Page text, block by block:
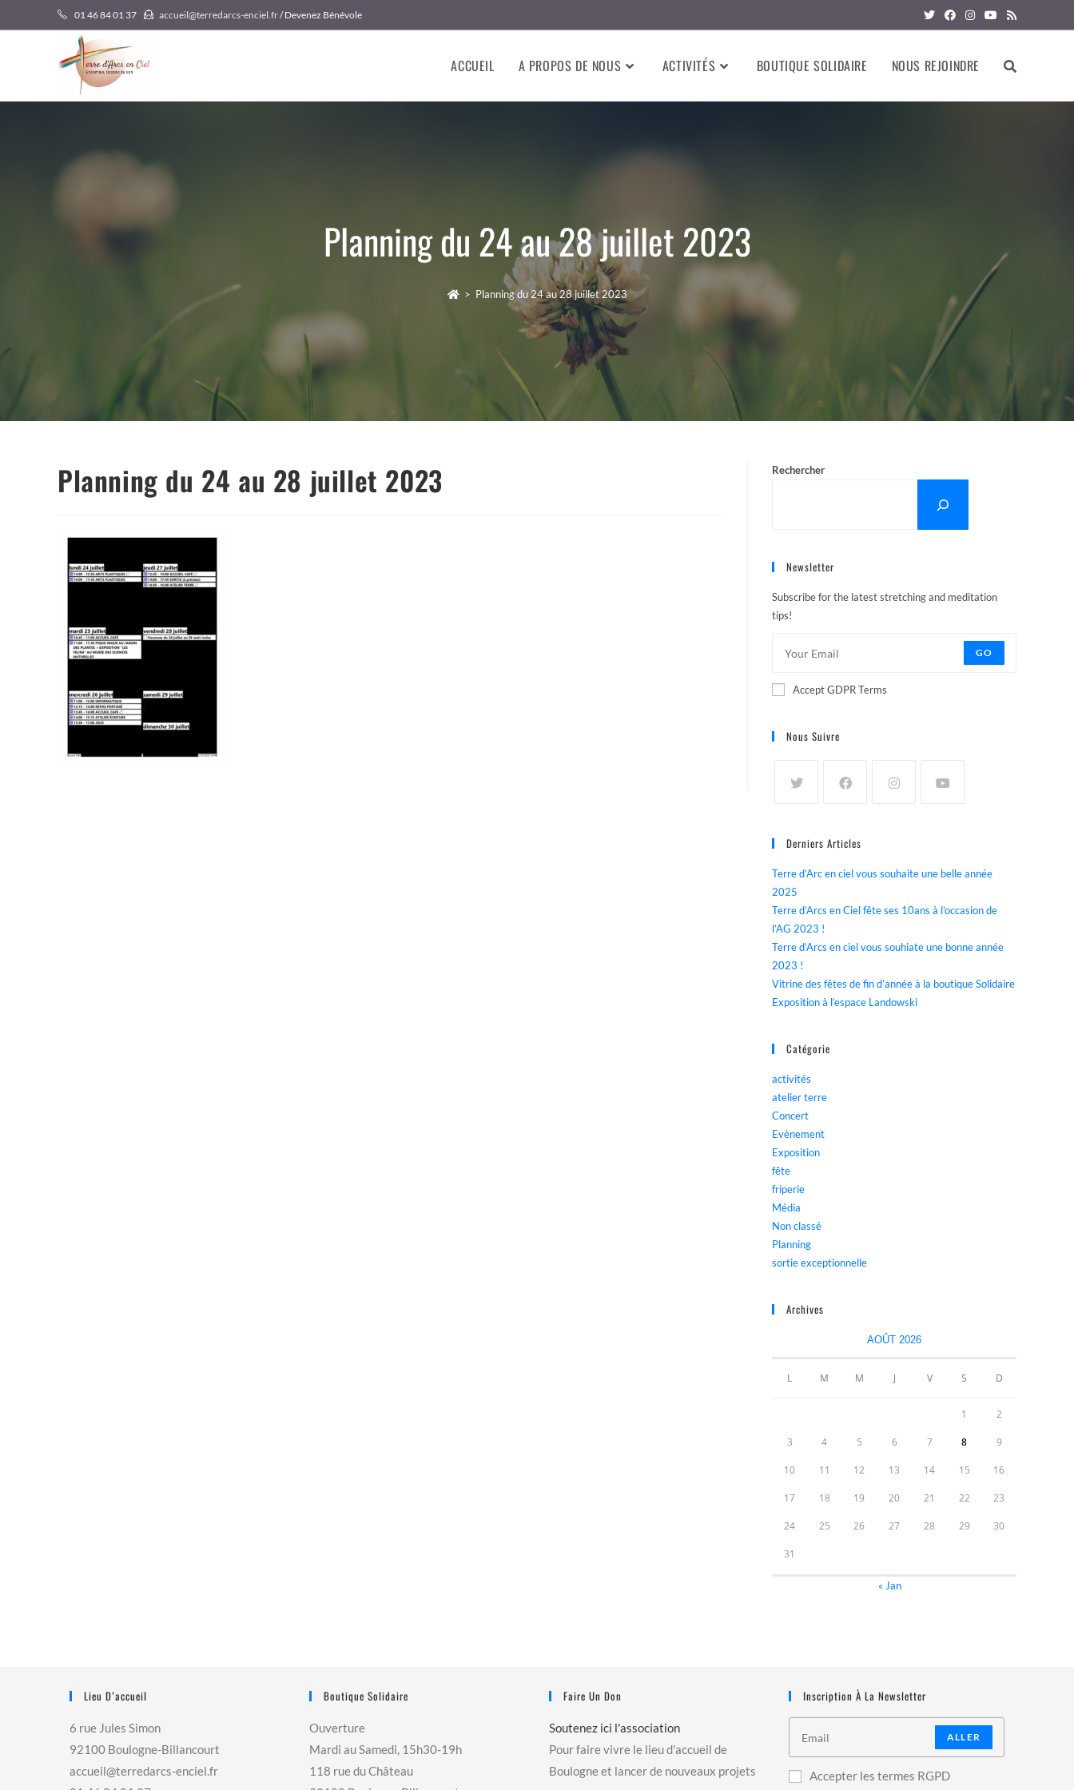
to
01 46 84 01 37 accueil@terredarcs-enciel.fr/ Devenez Bénévole
ACCUEIL A PROPOS DE NOUS ACTIVITÉS BOUTIQUE SOLIDAIRE NOUS REJOINDRE
Planning du 24 au 28 juillet 2023
> Planning du 24 au 28 juillet 2023
Planning du 24 au 28 juillet 2023 Rechercher
Newsletter
Subscribe for the latest stretching and meditation
tips!
GO
Accept GDPR Terms
Nous Suivre
Derniers Articles
Terre d’Arc en ciel vous souhaite une belle année
2025
Terre d’Arcs en Ciel fête ses 10ans à l’occasion de
l’AG 2023 !
Terre d’Arcs en ciel vous souhiate une bonne année
2023 !
Vitrine des fêtes de fin d’année à la boutique Solidaire
Exposition à l’espace Landowski
Catégorie
activités
atelier terre
Concert
Evènement
Exposition
fête
friperie
Média
Non classé
Planning
sortie exceptionnelle
Archives
AOÛT 2026
L M M J V S D
1 2
3 4 5 6 7 8 9
10 11 12 13 14 15 16
17 18 19 20 21 22 23
24 25 26 27 28 29 30
31
« Jan
Lieu D’accueil
6 rue Jules Simon
92100 Boulogne-Billancourt
accueil@terredarcs-enciel.fr
Boutique Solidaire
Ouverture
Mardi au Samedi, 15h30-19h
118 rue du Château
Faire Un Don
Soutenez ici l'association
Pour faire vivre le lieu d'accueil de
Boulogne et lancer de nouveaux projets
Inscription À La Newsletter
ALLER
Accepter les termes RGPD